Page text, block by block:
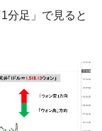
！ 日米の協調
対前年同期比
韓！⇒ さっそ
」のプラカー
分足」で見ると